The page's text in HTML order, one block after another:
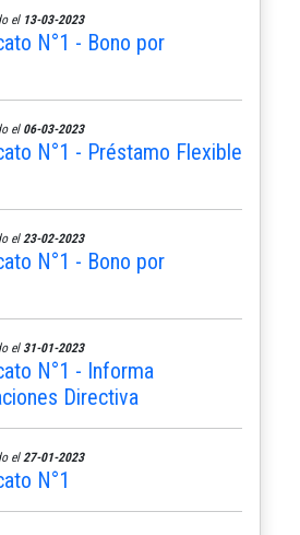
el 13-03-2023
N°1 - Bono por
el 06-03-2023
N°1 - Préstamo Flexible
el 23-02-2023
N°1 - Bono por
el 31-01-2023
N°1 - Informa
Directiva
el 27-01-2023
N°1